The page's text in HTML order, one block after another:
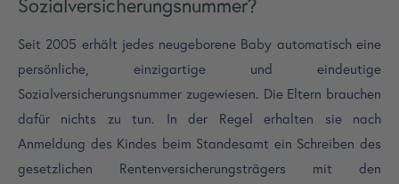
Sozialversicherungsnummer?
Seit 2005 erhält jedes neugeborene Baby automatisch eine
persönliche, einzigartige und eindeutige
Sozialversicherungsnummer zugewiesen. Die Eltern brauchen
dafür nichts zu tun. In der Regel erhalten sie nach
Anmeldung des Kindes beim Standesamt ein Schreiben des
gesetzlichen Rentenversicherungsträgers mit den